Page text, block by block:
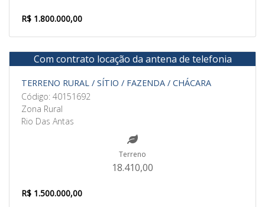
R$ 1.800.000,00
Venda
Com contrato locação da antena de telefonia
TERRENO RURAL / SÍTIO / FAZENDA / CHÁCARA
Código: 40151692
Zona Rural
Rio Das Antas
Terreno
18.410,00
R$ 1.500.000,00